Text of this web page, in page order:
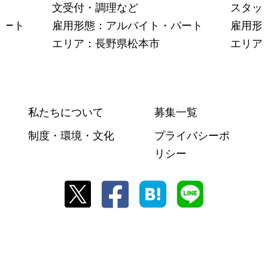
ト
文受付・調理など
雇用形態：アルバイト・パート
エリア：長野県松本市
スタッ
雇用形
エリア
私たちについて
制度・環境・文化
募集一覧
プライバシーポ
リシー